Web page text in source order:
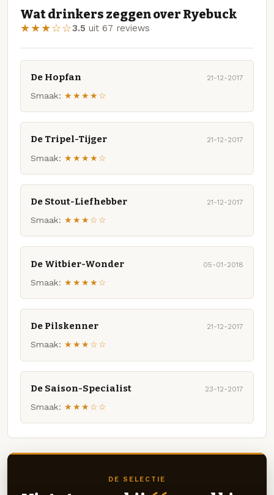
Wat drinkers zeggen over Ryebuck
★★★☆☆3.5 uit 67 reviews
De Hopfan 21-12-2017
Smaak: ★★★★☆
De Tripel-Tijger 21-12-2017
Smaak: ★★★★☆
De Stout-Liefhebber 21-12-2017
Smaak: ★★★☆☆
De Witbier-Wonder 05-01-2018
Smaak: ★★★★☆
De Pilskenner 21-12-2017
Smaak: ★★★☆☆
De Saison-Specialist 23-12-2017
Smaak: ★★★☆☆
DE SELECTIE